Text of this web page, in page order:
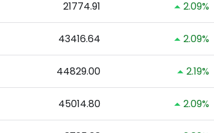
21774.91 2.09%
43416.64 2.09%
44829.00 2.19%
45014.80 2.09%